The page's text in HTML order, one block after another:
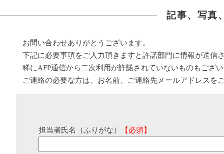
記事、写真
お問い合わせありがとうございます。
下記に必要事項をご入力頂きますと許諾部門に情報が送信
稀にAFP通信から二次利用が許諾されていないものもござ
ご連絡の必要な方は、お名前、ご連絡先メールアドレスを
担当者氏名（ふりがな） 【必須】